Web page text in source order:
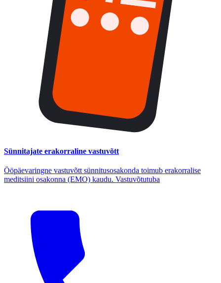
Sünnitajate erakorraline vastuvõtt
Ööpäevaringne vastuvõtt sünnitusosakonda toimub erakorralise
meditsiini osakonna (EMO) kaudu. Vastuvõtutuba